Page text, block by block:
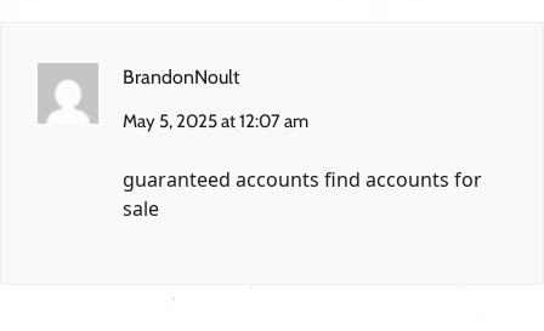
BrandonNoult
May 5, 2025 at 12:07 am
guaranteed accounts find accounts for
sale